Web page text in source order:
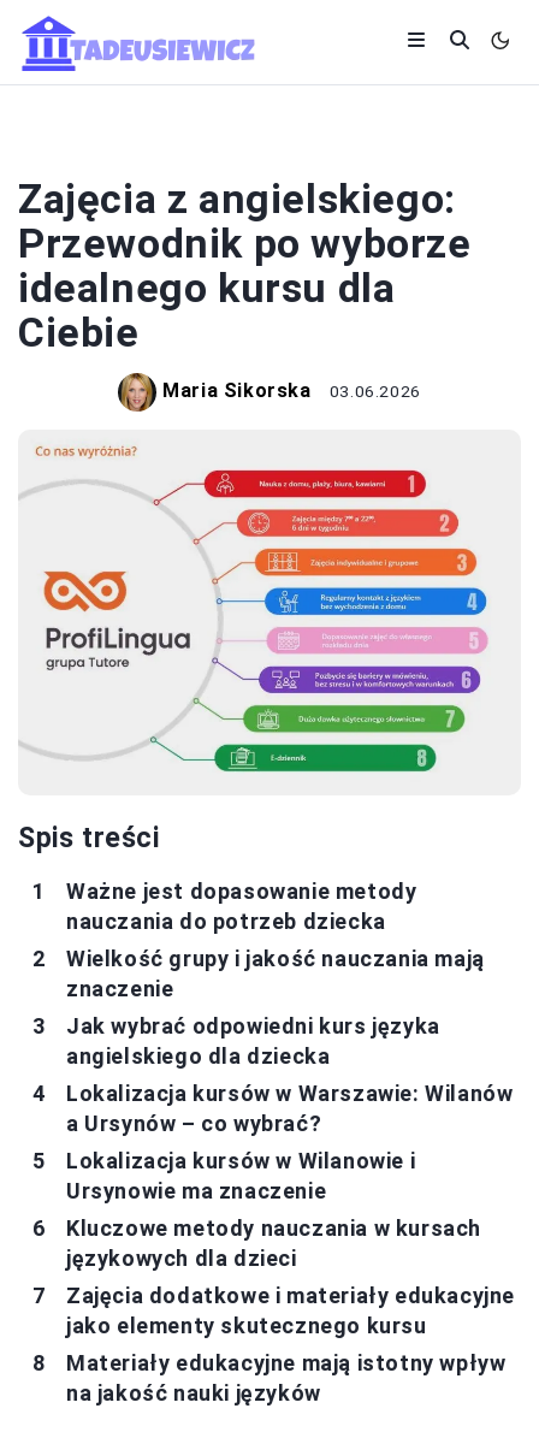
Zajęcia z angielskiego:
Przewodnik po wyborze
idealnego kursu dla
Ciebie
Maria Sikorska 03.06.2026
Spis treści
Ważne jest dopasowanie metody
nauczania do potrzeb dziecka
Wielkość grupy i jakość nauczania mają
znaczenie
Jak wybrać odpowiedni kurs języka
angielskiego dla dziecka
Lokalizacja kursów w Warszawie: Wilanów
a Ursynów – co wybrać?
Lokalizacja kursów w Wilanowie i
Ursynowie ma znaczenie
Kluczowe metody nauczania w kursach
językowych dla dzieci
Zajęcia dodatkowe i materiały edukacyjne
jako elementy skutecznego kursu
Materiały edukacyjne mają istotny wpływ
na jakość nauki języków